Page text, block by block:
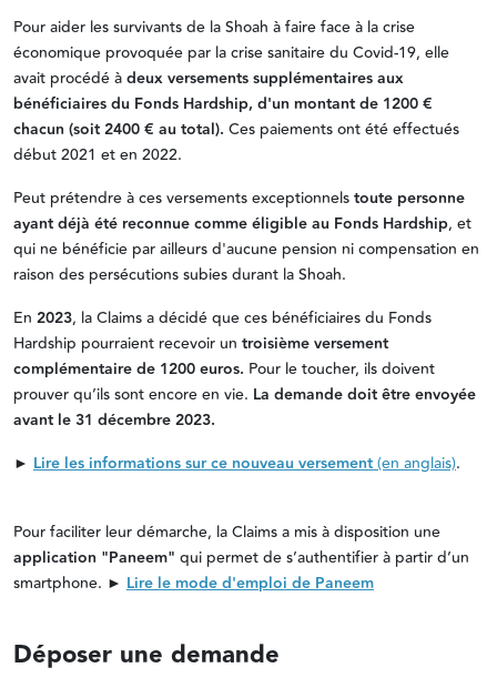
Pour aider les survivants de la Shoah à faire face à la crise
économique provoquée par la crise sanitaire du Covid-19, elle
avait procédé àdeux versements supplémentaires aux
bénéficiaires du Fonds Hardship, d'un montant de 1200 €
chacun (soit 2400 € au total). Ces paiements ont été effectués
début 2021 et en 2022.
Peut prétendre à ces versements exceptionnelstoute personne
ayant déjà été reconnue comme éligible au Fonds Hardship, et
qui ne bénéficie par ailleurs d'aucune pension ni compensation en
raison des persécutions subies durant la Shoah.
En 2023, la Claims a décidé que ces bénéficiaires du Fonds
Hardship pourraient recevoir un troisième versement
complémentaire de 1200 euros. Pour le toucher, ils doivent
prouver qu’ils sont encore en vie. La demande doit être envoyée
avant le 31 décembre 2023.
► Lire les informations sur ce nouveau versement(en anglais).
Pour faciliter leur démarche, la Claims a mis à disposition une
application "Paneem" qui permet de s’authentifier à partir d’un
smartphone. ► Lire le mode d'emploi de Paneem
Déposer une demande